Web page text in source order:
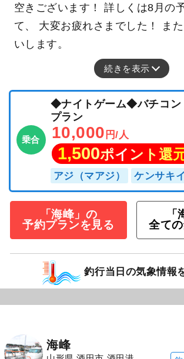
空きございます！ 詳しくは8月の
て、 大変お疲れさまでした！ ま
いします。
続きを表示
乗合
◆ナイトゲーム◆バチコン
プラン
10,000 円/人
1,500ポイント還
アジ（マアジ） ケンサキ
「海峰」の
予約プランを見る
全て
釣行当日の気象情報
海峰